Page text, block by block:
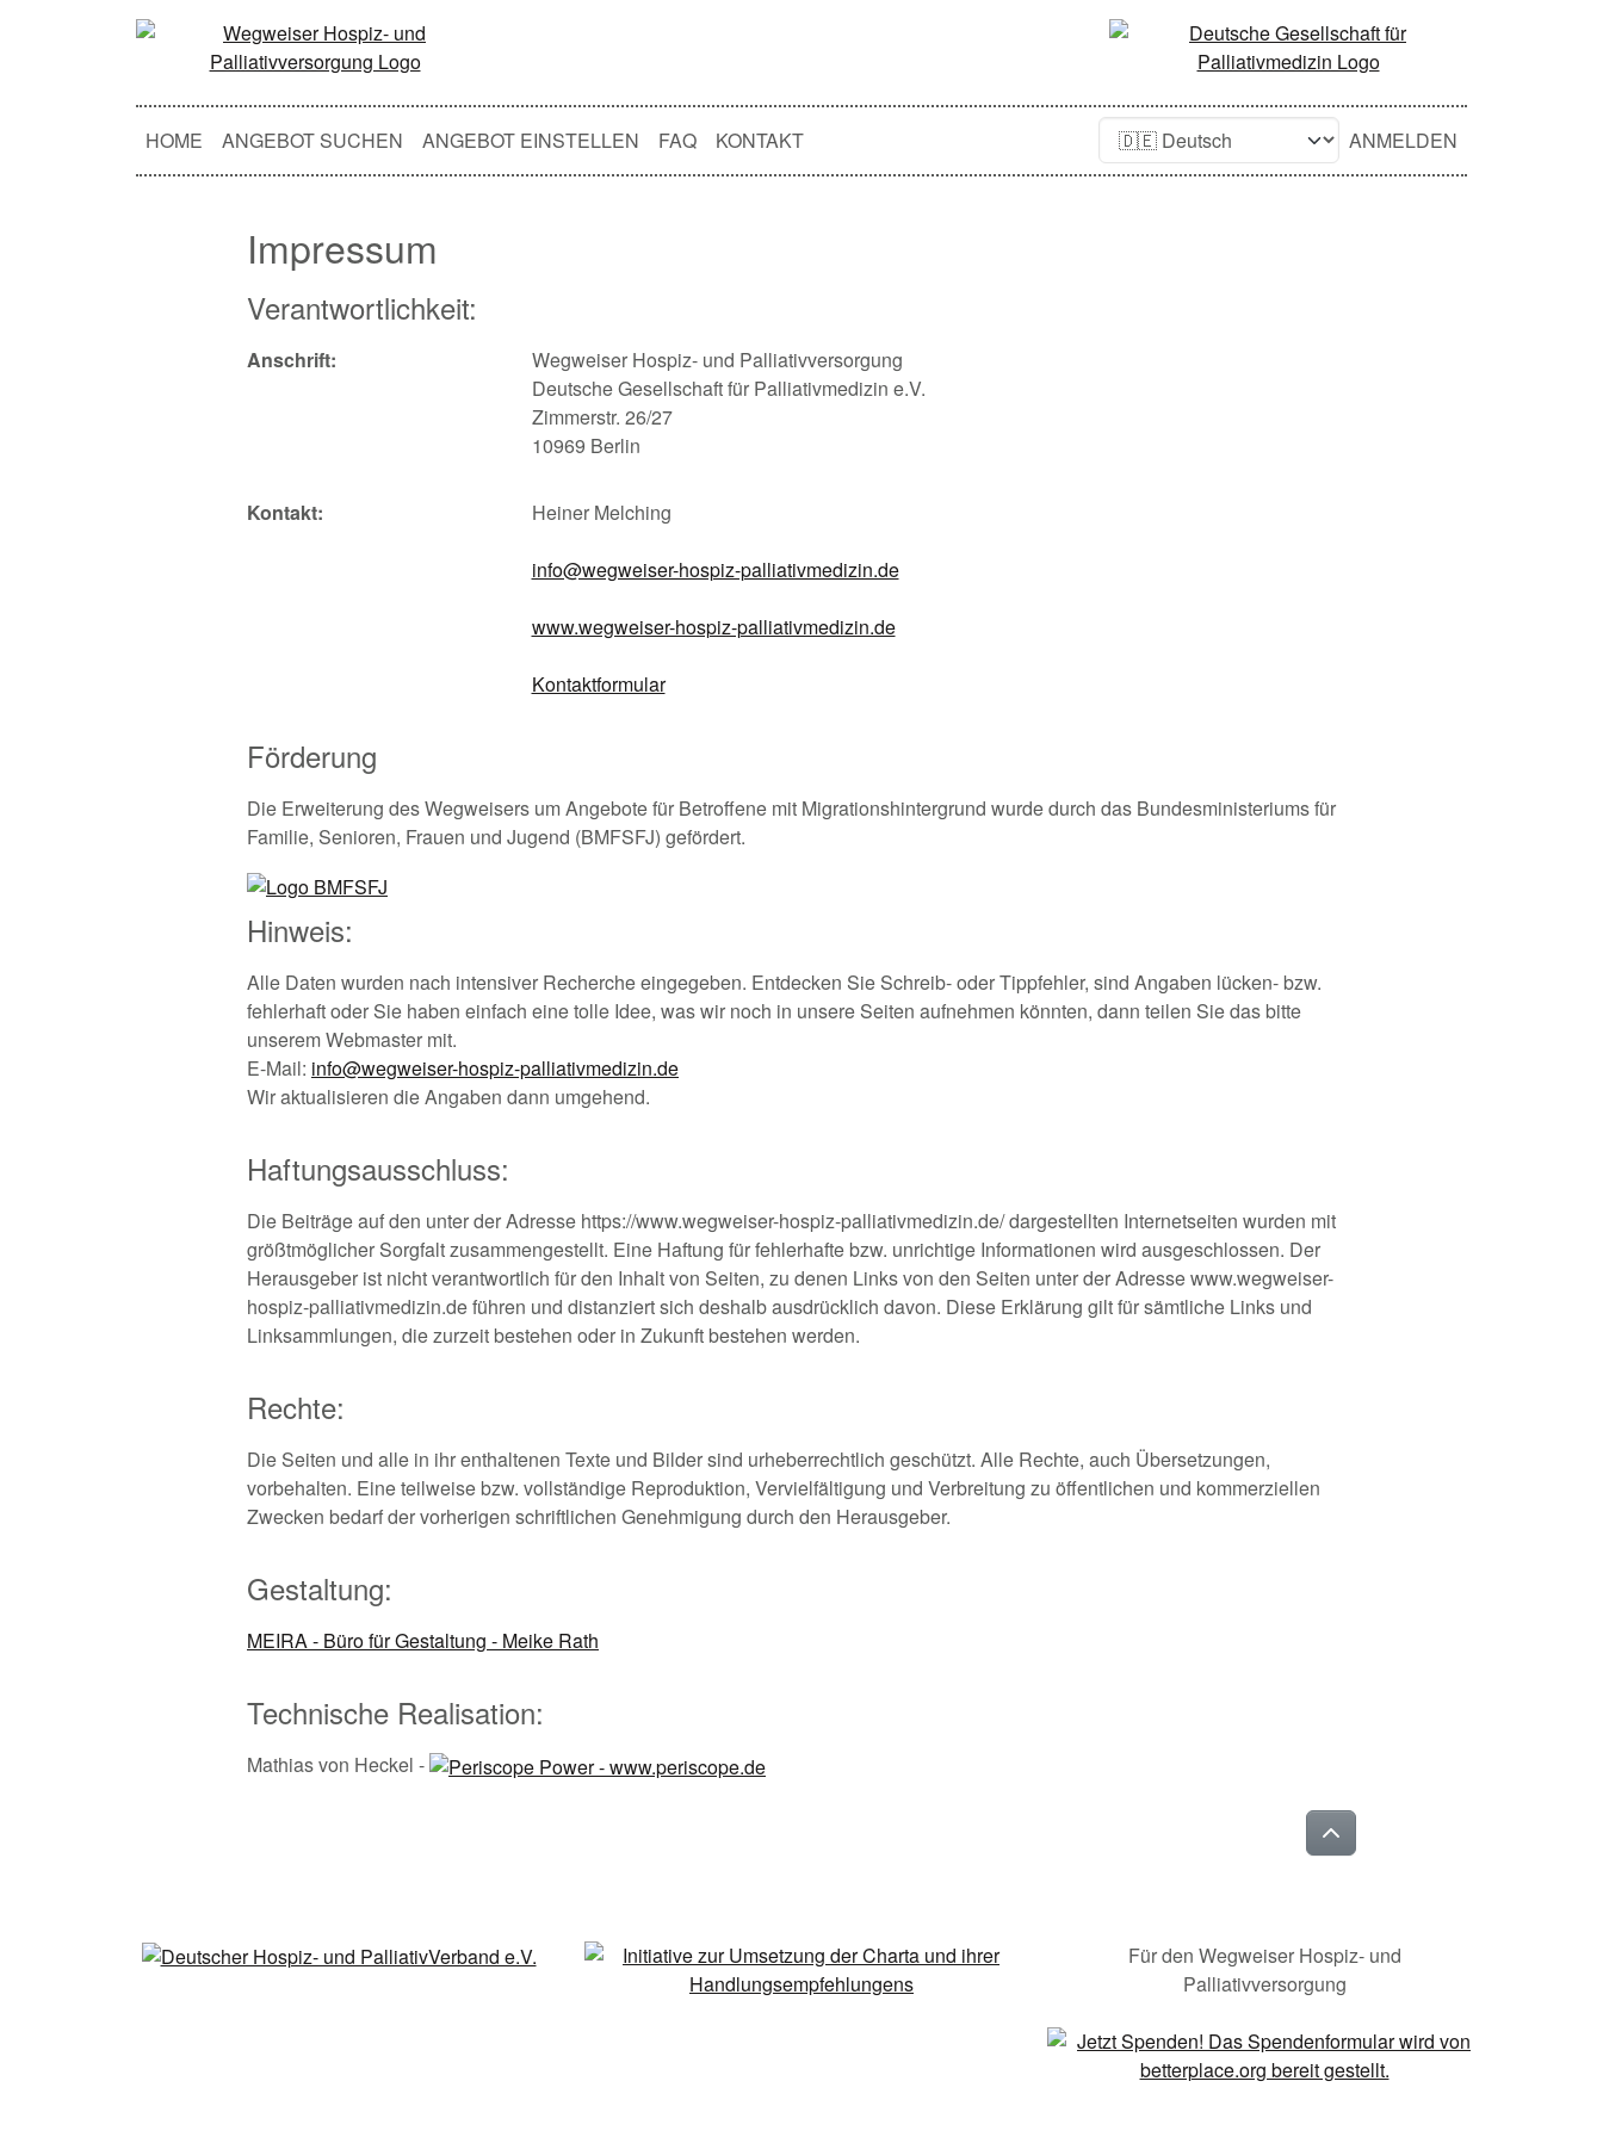
HOME ANGEBOT SUCHEN ANGEBOT EINSTELLEN FAQ KONTAKT ANMELDEN
Impressum
Verantwortlichkeit:
Anschrift:
Wegweiser Hospiz- und Palliativversorgung
Deutsche Gesellschaft für Palliativmedizin e.V.
Zimmerstr. 26/27
10969 Berlin
Kontakt: Heiner Melching
info@wegweiser-hospiz-palliativmedizin.de
www.wegweiser-hospiz-palliativmedizin.de
Kontaktformular
Förderung
Die Erweiterung des Wegweisers um Angebote für Betroffene mit Migrationshintergrund wurde durch das Bundesministeriums für
Familie, Senioren, Frauen und Jugend (BMFSFJ) gefördert.
Hinweis:
Alle Daten wurden nach intensiver Recherche eingegeben. Entdecken Sie Schreib- oder Tippfehler, sind Angaben lücken- bzw.
fehlerhaft oder Sie haben einfach eine tolle Idee, was wir noch in unsere Seiten aufnehmen könnten, dann teilen Sie das bitte
unserem Webmaster mit.
E-Mail: info@wegweiser-hospiz-palliativmedizin.de
Wir aktualisieren die Angaben dann umgehend.
Haftungsausschluss:
Die Beiträge auf den unter der Adresse https://www.wegweiser-hospiz-palliativmedizin.de/ dargestellten Internetseiten wurden mit
größtmöglicher Sorgfalt zusammengestellt. Eine Haftung für fehlerhafte bzw. unrichtige Informationen wird ausgeschlossen. Der
Herausgeber ist nicht verantwortlich für den Inhalt von Seiten, zu denen Links von den Seiten unter der Adresse www.wegweiser-
hospiz-palliativmedizin.de führen und distanziert sich deshalb ausdrücklich davon. Diese Erklärung gilt für sämtliche Links und
Linksammlungen, die zurzeit bestehen oder in Zukunft bestehen werden.
Rechte:
Die Seiten und alle in ihr enthaltenen Texte und Bilder sind urheberrechtlich geschützt. Alle Rechte, auch Übersetzungen,
vorbehalten. Eine teilweise bzw. vollständige Reproduktion, Vervielfältigung und Verbreitung zu öffentlichen und kommerziellen
Zwecken bedarf der vorherigen schriftlichen Genehmigung durch den Herausgeber.
Gestaltung:
MEIRA - Büro für Gestaltung - Meike Rath
Technische Realisation:
Mathias von Heckel -
Für den Wegweiser Hospiz- und
Palliativversorgung